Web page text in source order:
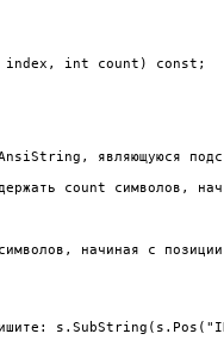
index, int count) const;
являющуюся
count символов,
начиная с